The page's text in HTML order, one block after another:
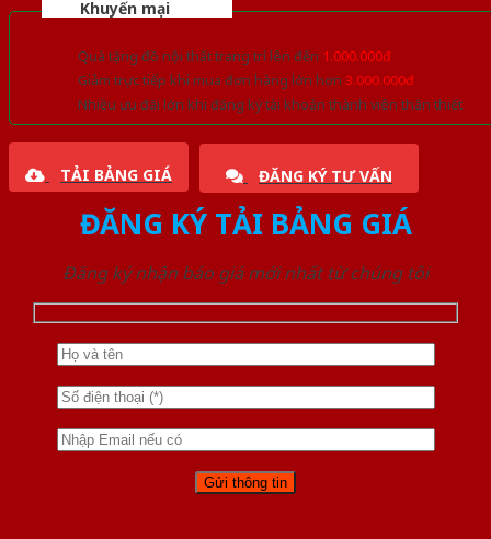
Khuyến mại
Quà tặng đồ nội thất trang trí lên đến 1.000.000đ
Giảm trực tiếp khi mua đơn hàng lớn hơn 3.000.000đ
Nhiều ưu đãi lớn khi đăng ký tài khoản thành viên thân thiết
TẢI BẢNG GIÁ ĐĂNG KÝ TƯ VẤN
ĐĂNG KÝ TẢI BẢNG GIÁ
Đăng ký nhận báo giá mới nhất từ chúng tôi